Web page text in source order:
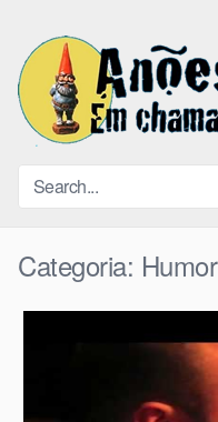
content
Categoria: Humor